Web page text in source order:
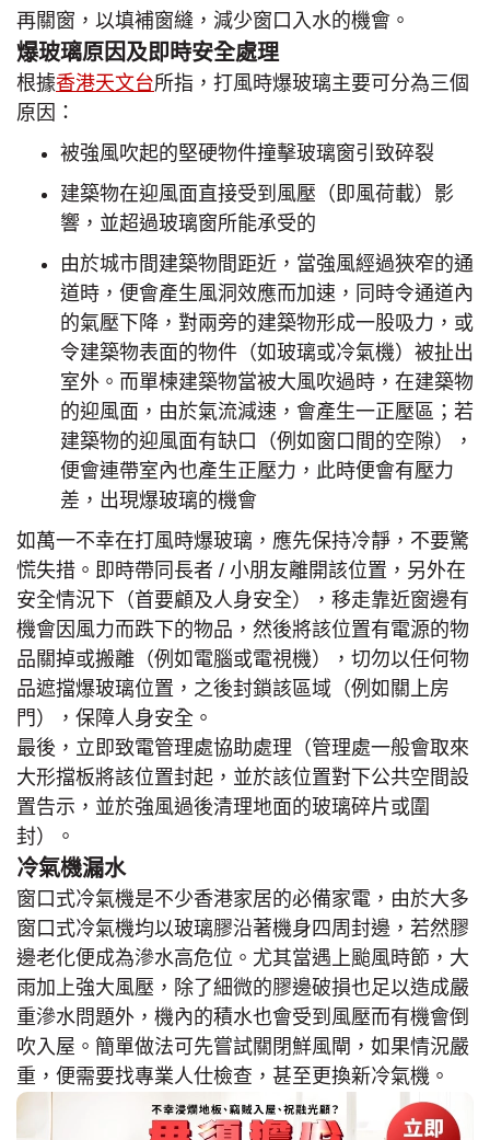
再關窗，以填補窗縫，減少窗口入水的機會。
爆玻璃原因及即時安全處理
根據香港天文台所指，打風時爆玻璃主要可分為三個
原因：
被強風吹起的堅硬物件撞擊玻璃窗引致碎裂
建築物在迎風面直接受到風壓（即風荷載）影
響，並超過玻璃窗所能承受的
由於城市間建築物間距近，當強風經過狹窄的通
道時，便會產生風洞效應而加速，同時令通道內
的氣壓下降，對兩旁的建築物形成一股吸力，或
令建築物表面的物件（如玻璃或冷氣機）被扯出
室外。而單楝建築物當被大風吹過時，在建築物
的迎風面，由於氣流減速，會產生一正壓區；若
建築物的迎風面有缺口（例如窗口間的空隙），
便會連帶室內也產生正壓力，此時便會有壓力
差，出現爆玻璃的機會
如萬一不幸在打風時爆玻璃，應先保持冷靜，不要驚
慌失措。即時帶同長者 / 小朋友離開該位置，另外在
安全情況下（首要顧及人身安全），移走靠近窗邊有
機會因風力而跌下的物品，然後將該位置有電源的物
品關掉或搬離（例如電腦或電視機），切勿以任何物
品遮擋爆玻璃位置，之後封鎖該區域（例如關上房
門），保障人身安全。
最後，立即致電管理處協助處理（管理處一般會取來
大形擋板將該位置封起，並於該位置對下公共空間設
置告示，並於強風過後清理地面的玻璃碎片或圍
封）。
冷氣機漏水
窗口式冷氣機是不少香港家居的必備家電，由於大多
窗口式冷氣機均以玻璃膠沿著機身四周封邊，若然膠
邊老化便成為滲水高危位。尤其當遇上颱風時節，大
雨加上強大風壓，除了細微的膠邊破損也足以造成嚴
重滲水問題外，機內的積水也會受到風壓而有機會倒
吹入屋。簡單做法可先嘗試關閉鮮風閘，如果情況嚴
重，便需要找專業人仕檢查，甚至更換新冷氣機。